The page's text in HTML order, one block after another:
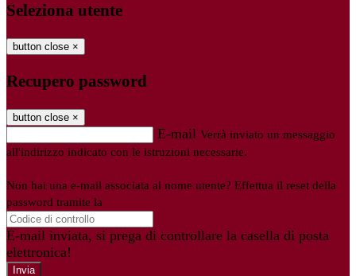
Seleziona utente
button close ×
Recupero password
button close ×
E-mail Verrà inviato un messaggio
all'indirizzo indicato con le istruzioni necessarie.
Non hai una e-mail associata al nome utente? Effettua il reset della
password tramite la
E-mail inviata, si prega di controllare la casella di posta
elettronica!